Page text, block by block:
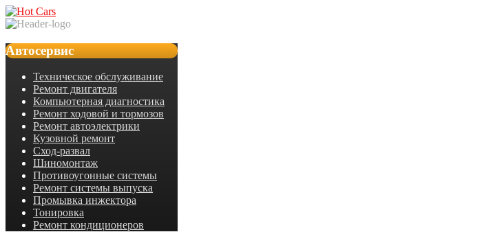
Автосервис
Техническое обслуживание
Ремонт двигателя
Компьютерная диагностика
Ремонт ходовой и тормозов
Ремонт автоэлектрики
Кузовной ремонт
Сход-развал
Шиномонтаж
Противоугонные системы
Ремонт системы выпуска
Промывка инжектора
Тонировка
Ремонт кондиционеров